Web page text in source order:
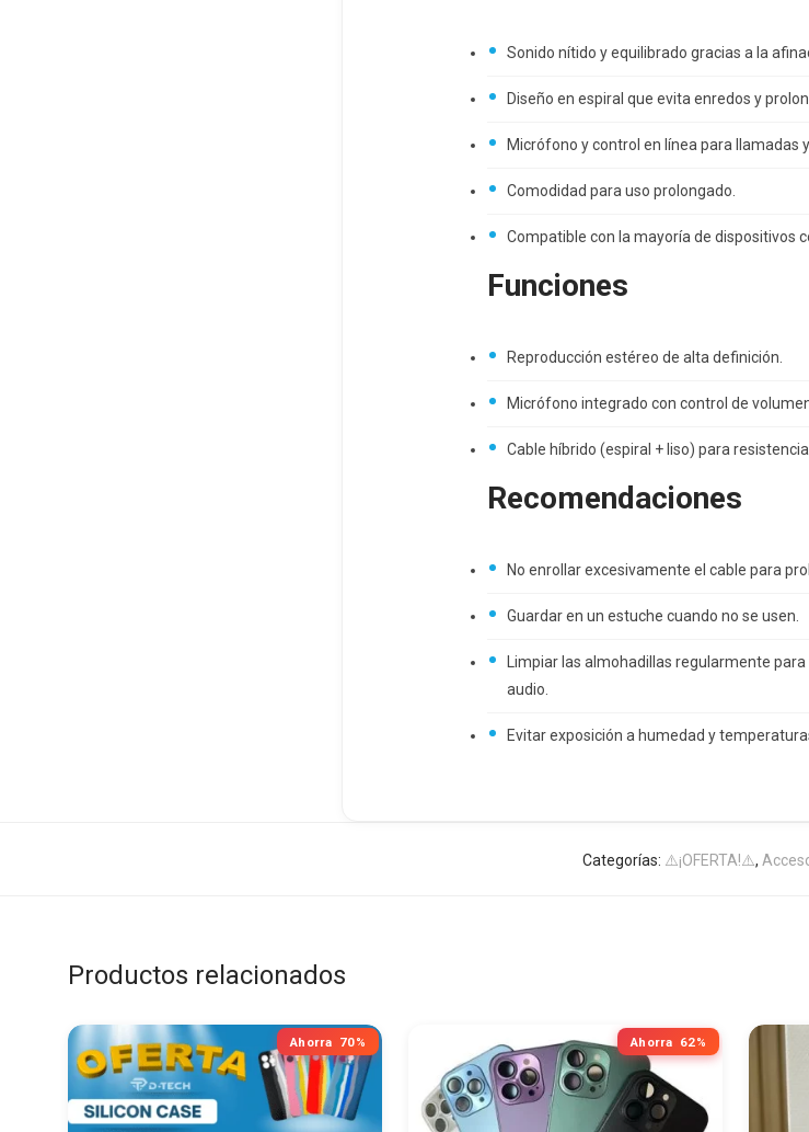
Sonido nítido y equilibrado gracias a la
Diseño en espiral que evita enredos y
Micrófono y control en línea para llamadas
Comodidad para uso prolongado.
Compatible con la mayoría de dispositivos
Funciones
Reproducción estéreo de alta definición.
Micrófono integrado con control de
Cable híbrido (espiral + liso) para
Recomendaciones
No enrollar excesivamente el cable para
Guardar en un estuche cuando no se usen.
Limpiar las almohadillas regularmente
audio.
Evitar exposición a humedad y
Categorías: ⚠️¡OFERTA!⚠️,
Productos relacionados
Ahorra 70% Ahorra 62%